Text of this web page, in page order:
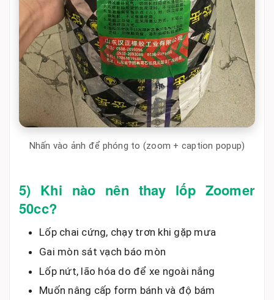
Nhấn vào ảnh để phóng to (zoom + caption popup)
5) Khi nào nên thay lốp Zoomer
50cc?
Lốp chai cứng, chạy trơn khi gặp mưa
Gai mòn sát vạch báo mòn
Lốp nứt, lão hóa do để xe ngoài nắng
Muốn nâng cấp form bánh và độ bám